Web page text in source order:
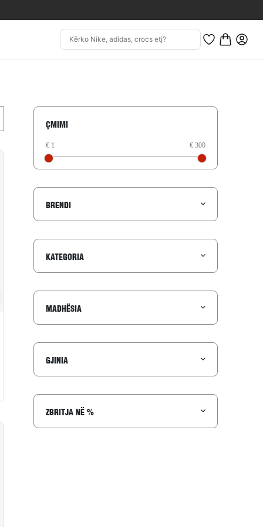
në wishlist
ÇMIMI
BRENDI
KATEGORIA
MADHËSIA
GJINIA
ZBRITJA NË %